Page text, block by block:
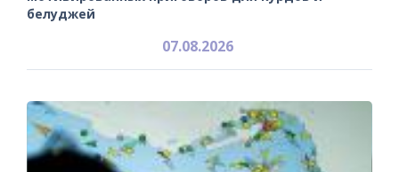
белуджей
07.08.2026